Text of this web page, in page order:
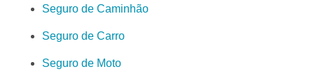
Seguro de Caminhão
Seguro de Carro
Seguro de Moto